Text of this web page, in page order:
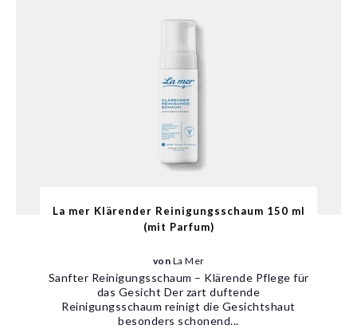
La mer Klärender Reinigungsschaum 150 ml
(mit Parfum)
von La Mer
Sanfter Reinigungsschaum – Klärende Pflege für
das Gesicht Der zart duftende
Reinigungsschaum reinigt die Gesichtshaut
besonders schonend...